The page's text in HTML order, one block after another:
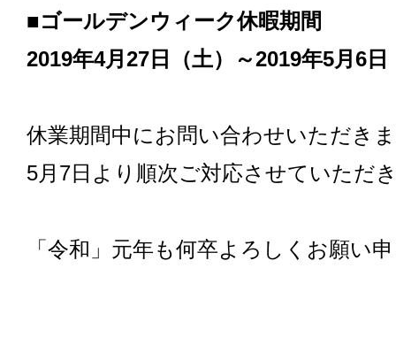
■ゴールデンウィーク休暇期間
2019年4月27日（土）～2019年5月6日
休業期間中にお問い合わせいただき
5月7日より順次ご対応させていただ
「令和」元年も何卒よろしくお願い